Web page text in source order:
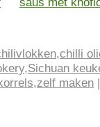
,chilli
,Sichuan
,zelf maken